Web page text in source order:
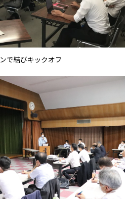
で結びキックオフ